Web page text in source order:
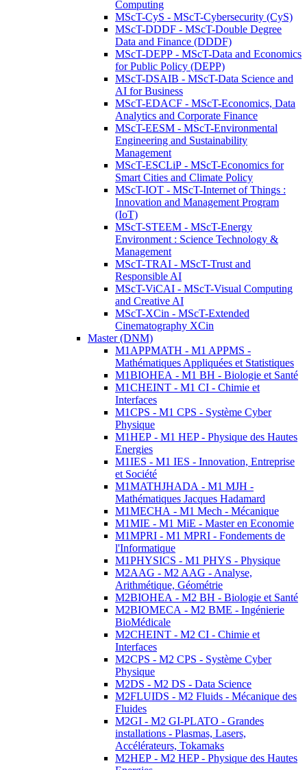
Computing
MScT-CyS - MScT-Cybersecurity (CyS)
MScT-DDDF - MScT-Double Degree
Data and Finance (DDDF)
MScT-DEPP - MScT-Data and Economics
for Public Policy (DEPP)
MScT-DSAIB - MScT-Data Science and
AI for Business
MScT-EDACF - MScT-Economics, Data
Analytics and Corporate Finance
MScT-EESM - MScT-Environmental
Engineering and Sustainability
Management
MScT-ESCLiP - MScT-Economics for
Smart Cities and Climate Policy
MScT-IOT - MScT-Internet of Things :
Innovation and Management Program
(IoT)
MScT-STEEM - MScT-Energy
Environment : Science Technology &
Management
MScT-TRAI - MScT-Trust and
Responsible AI
MScT-ViCAI - MScT-Visual Computing
and Creative AI
MScT-XCin - MScT-Extended
Cinematography XCin
Master (DNM)
M1APPMATH - M1 APPMS -
Mathématiques Appliquées et Statistiques
M1BIOHEA - M1 BH - Biologie et Santé
M1CHEINT - M1 CI - Chimie et
Interfaces
M1CPS - M1 CPS - Système Cyber
Physique
M1HEP - M1 HEP - Physique des Hautes
Energies
M1IES - M1 IES - Innovation, Entreprise
et Société
M1MATHJHADA - M1 MJH -
Mathématiques Jacques Hadamard
M1MECHA - M1 Mech - Mécanique
M1MIE - M1 MiE - Master en Economie
M1MPRI - M1 MPRI - Fondements de
l'Informatique
M1PHYSICS - M1 PHYS - Physique
M2AAG - M2 AAG - Analyse,
Arithmétique, Géométrie
M2BIOHEA - M2 BH - Biologie et Santé
M2BIOMECA - M2 BME - Ingénierie
BioMédicale
M2CHEINT - M2 CI - Chimie et
Interfaces
M2CPS - M2 CPS - Système Cyber
Physique
M2DS - M2 DS - Data Science
M2FLUIDS - M2 Fluids - Mécanique des
Fluides
M2GI - M2 GI-PLATO - Grandes
installations - Plasmas, Lasers,
Accélérateurs, Tokamaks
M2HEP - M2 HEP - Physique des Hautes